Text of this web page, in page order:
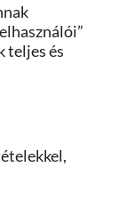
teljes és